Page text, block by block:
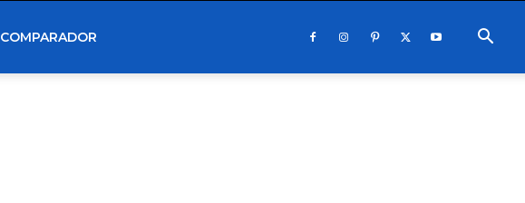
COMPARADOR